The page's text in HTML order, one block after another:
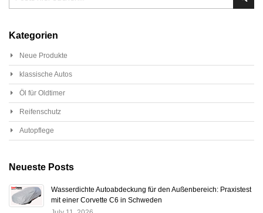
Kategorien
Neue Produkte
klassische Autos
Öl für Oldtimer
Reifenschutz
Autopflege
Neueste Posts
Wasserdichte Autoabdeckung für den Außenbereich: Praxistest
mit einer Corvette C6 in Schweden